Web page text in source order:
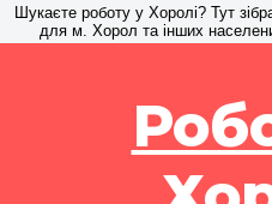
Шукаєте роботу у Хоролі? Тут
для м. Хорол та інших